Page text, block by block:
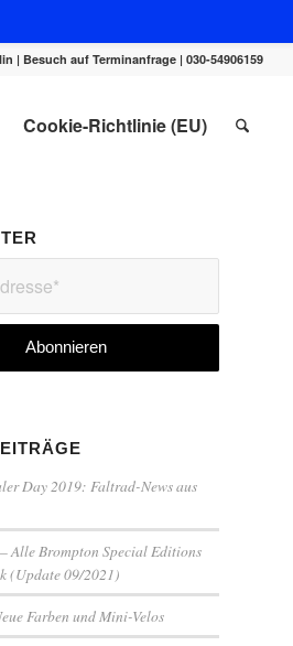
| Besuch auf Terminanfrage | 030-54906159
Cookie-Richtlinie (EU)
Day 2019: Faltrad-News aus
Alle Brompton Special Editions
(Update 09/2021)
Farben und Mini-Velos